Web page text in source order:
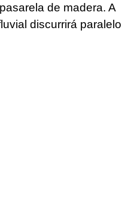
de madera. A
discurrirá paralelo